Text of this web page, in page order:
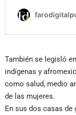
También se legisló
indígenas y
como salud, medio
de las mujeres.
En sus dos casas de